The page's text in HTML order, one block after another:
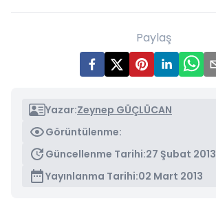
Paylaş
Yazar:Zeynep GÜÇLÜCAN
Görüntülenme:
Güncellenme Tarihi:27 Şubat 2013
Yayınlanma Tarihi:02 Mart 2013